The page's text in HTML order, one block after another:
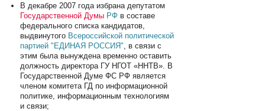
В декабре 2007 года избрана депутатом
Государственной Думы РФв составе
федерального списка кандидатов,
выдвинутого Всероссийской политической
партией "ЕДИНАЯ РОССИЯ" , в связи с
этим была вынуждена временно оставить
должность директора ГУ НГОТ «ННТВ». В
Государственной Думе ФС РФ является
членом комитета ГД по информационной
политике, информационным технологиям
и связи;